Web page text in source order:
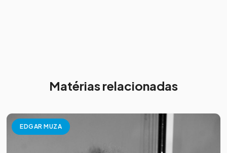
Matérias relacionadas
EDGAR MUZA